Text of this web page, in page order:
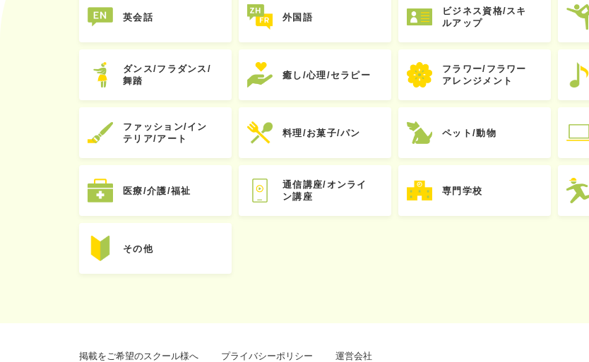
英会話 外国語
ビジネス資格/スキ
ルアップ
ダンス/フラダンス/
舞踏
癒し/心理/セラピー
フラワー/フラワー
アレンジメント
ファッション/イン
テリア/アート
料理/お菓子/パン ペット/動物
医療/介護/福祉
通信講座/オンライ
ン講座
専門学校
その他
掲載をご希望のスクール様へ プライバシーポリシー 運営会社